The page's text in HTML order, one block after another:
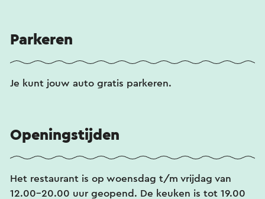
Parkeren
Je kunt jouw auto gratis parkeren.
Openingstijden
Het restaurant is op woensdag t/m vrijdag van
12.00-20.00 uur geopend. De keuken is tot 19.00